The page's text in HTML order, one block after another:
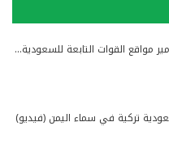
مواقع القوات التابعة للسعودية…
تركية في سماء اليمن (فيديو)